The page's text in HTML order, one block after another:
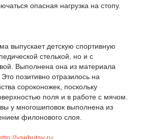
опасная нагрузка на стопу.
выпускает детскую спортивную
стелькой, но и с
Выполнена она из материала
позитивно отразилось на
сороконожек, поскольку
поля и в работе с мячом.
у многошиповок выполнена из
филонового слоя.